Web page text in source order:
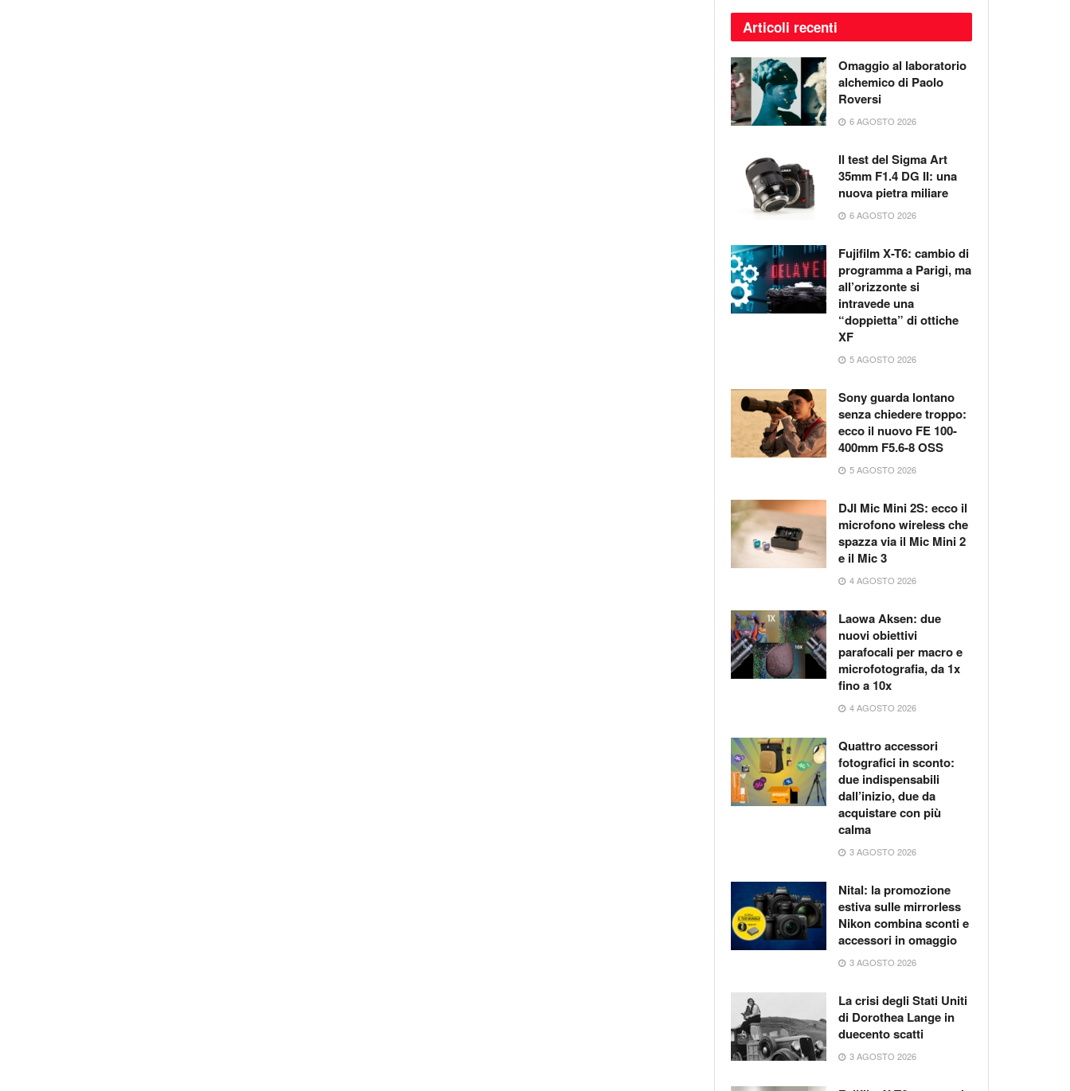
Articoli recenti
Omaggio al laboratorio
alchemico di Paolo
Roversi
6 AGOSTO 2026
Il test del Sigma Art
35mm F1.4 DG II: una
nuova pietra miliare
6 AGOSTO 2026
Fujifilm X-T6: cambio di
programma a Parigi, ma
all’orizzonte si
intravede una
“doppietta” di ottiche
XF
5 AGOSTO 2026
Sony guarda lontano
senza chiedere troppo:
ecco il nuovo FE 100-
400mm F5.6-8 OSS
5 AGOSTO 2026
DJI Mic Mini 2S: ecco il
microfono wireless che
spazza via il Mic Mini 2
e il Mic 3
4 AGOSTO 2026
Laowa Aksen: due
nuovi obiettivi
parafocali per macro e
microfotografia, da 1x
fino a 10x
4 AGOSTO 2026
Quattro accessori
fotografici in sconto:
due indispensabili
dall’inizio, due da
acquistare con più
calma
3 AGOSTO 2026
Nital: la promozione
estiva sulle mirrorless
Nikon combina sconti e
accessori in omaggio
3 AGOSTO 2026
La crisi degli Stati Uniti
di Dorothea Lange in
duecento scatti
3 AGOSTO 2026